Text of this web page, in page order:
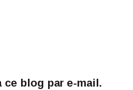
ce blog par e-mail.